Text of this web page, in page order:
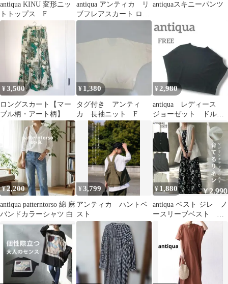
antiqua KINU 変形ニッ
トトップス F
antiqua アンティカ リ
ブフレアスカート ロン
グ丈 レッド
antiquaスキニーパンツ
¥3,500
ロングスカート【マー
ブル柄・アート柄】
¥ 1,380
タグ付き アンティ
カ 長袖ニット F
¥ 2,980
antiqua レディース
ジョーゼット ドルマ
ンスリーブ 半袖 カ
ットソー
¥2,200
antiqua patterntorso 綿 麻
バンドカラーシャツ 白
¥3,799
アンティカ ハントベ
スト
¥ 1,880
antiqua ベスト ジレ ノ
ースリーブベスト ア
ンティカ リネン ベ